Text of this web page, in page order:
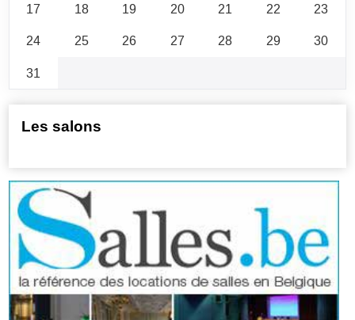
17
18 19 20 21 22
23
24
25 26 27 28 29
30
31
Les salons